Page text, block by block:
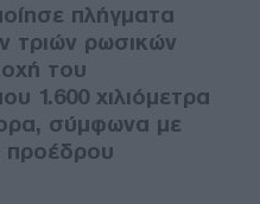
πλήγματα
τριών ρωσικών
του
1.600 χιλιόμετρα
σύμφωνα με